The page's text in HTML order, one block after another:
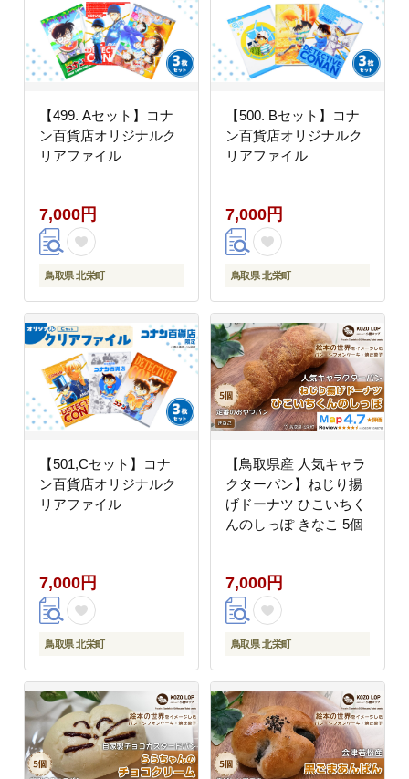
【499. Aセット】コナ
ン百貨店オリジナルク
リアファイル
7,000円
鳥取県 北栄町
【500. Bセット】コナ
ン百貨店オリジナルク
リアファイル
7,000円
鳥取県 北栄町
【501,Cセット】コナ
ン百貨店オリジナルク
リアファイル
7,000円
鳥取県 北栄町
【鳥取県産 人気キャラ
クターパン】ねじり揚
げドーナツ ひこいちく
んのしっぽ きなこ 5個
7,000円
鳥取県 北栄町